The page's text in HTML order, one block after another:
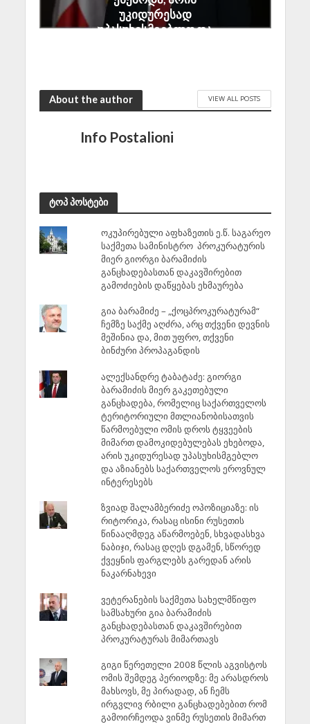
უკიდურესად
უპასუხისმგებლო და
About the author VIEW ALL POSTS
Info Postalioni
ტოპ პოსტები
ოკუპირებული აფხაზეთის ე.წ. საგარეო
საქმეთა სამინისტრო პროკურატურის
მიერ გიორგი ბარამიძის
განცხადებასთან დაკავშირებით
გამოძიების დაწყებას ეხმაურება
გია ბარამიძე – „ქოცპროკურატურამ“
ჩემზე საქმე აღძრა, არც თქვენი დევნის
მეშინია და, მით უფრო, თქვენი
ბინძური პროპაგანდის
ალექსანდრე ტაბატაძე: გიორგი
ბარამიძის მიერ გაკეთებული
განცხადება, რომელიც საქართველოს
ტერიტორიული მთლიანობისათვის
წარმოებული ომის დროს ტყვეების
მიმართ დამოკიდებულებას ეხებოდა,
არის უკიდურესად უპასუხისმგებლო
და აზიანებს საქართველოს ეროვნულ
ინტერესებს
ზვიად შალამბერიძე ოპოზიციაზე: ის
რიტორიკა, რასაც ისინი რუსეთის
წინააღმდეგ აწარმოებენ, სხვადასხვა
ნაბიჯი, რასაც დღეს დგამენ, სწორედ
ქვეყნის ფარგლებს გარედან არის
ნაკარნახევი
ვეტერანების საქმეთა სახელმწიფო
სამსახური გია ბარამიძის
განცხადებასთან დაკავშირებით
პროკურატურას მიმართავს
გიგი წერეთელი 2008 წლის აგვისტოს
ომის შემდეგ პერიოდზე: მე არასდროს
მახსოვს, მე პირადად, ან ჩემს
ირგვლივ რბილი განცხადებებით რომ
გამოირჩეოდა ვინმე რუსეთის მიმართ